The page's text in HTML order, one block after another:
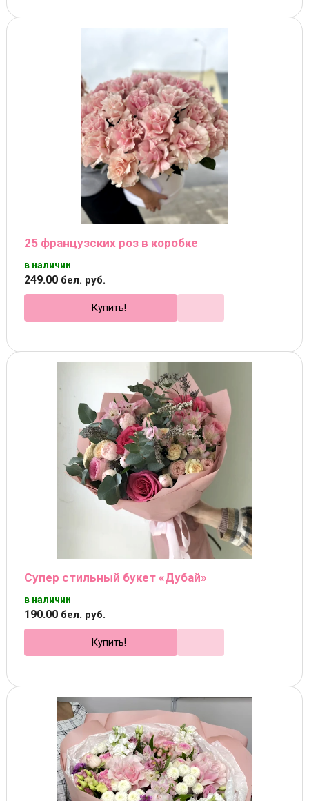
25 французских роз в коробке
в наличии
249.00 бел. руб.
Купить!
Супер стильный букет «Дубай»
в наличии
190.00 бел. руб.
Купить!